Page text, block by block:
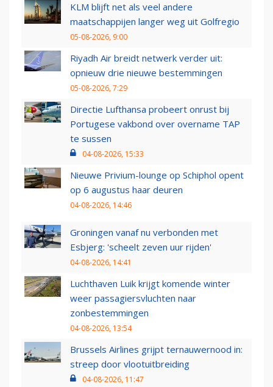
KLM blijft net als veel andere
maatschappijen langer weg uit Golfregio
05-08-2026, 9:00
Riyadh Air breidt netwerk verder uit:
opnieuw drie nieuwe bestemmingen
05-08-2026, 7:29
Directie Lufthansa probeert onrust bij
Portugese vakbond over overname TAP
te sussen
04-08-2026, 15:33
Nieuwe Privium-lounge op Schiphol opent
op 6 augustus haar deuren
04-08-2026, 14:46
Groningen vanaf nu verbonden met
Esbjerg: 'scheelt zeven uur rijden'
04-08-2026, 14:41
Luchthaven Luik krijgt komende winter
weer passagiersvluchten naar
zonbestemmingen
04-08-2026, 13:54
Brussels Airlines grijpt ternauwernood in:
streep door vlootuitbreiding
04-08-2026, 11:47